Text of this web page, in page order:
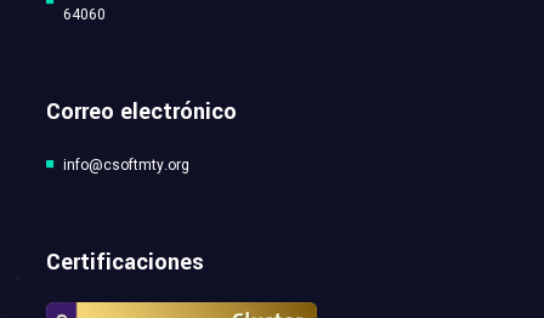
64060
Correo electrónico
info@csoftmty.org
Certificaciones